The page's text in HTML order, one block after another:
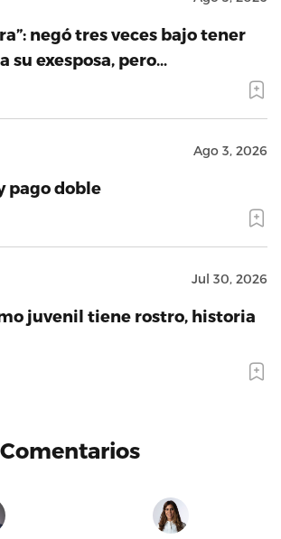
negó tres veces bajo tener
su exesposa, pero…
Ago 3, 2026
pago doble
Jul 30, 2026
juvenil tiene rostro, historia